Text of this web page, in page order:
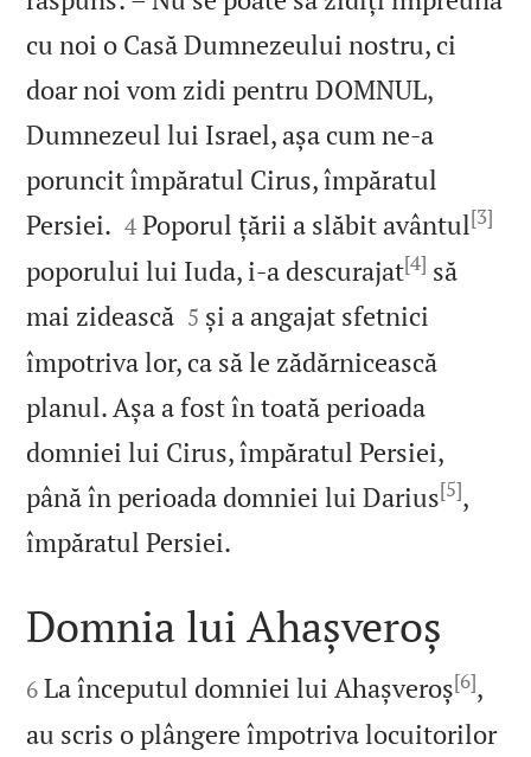
cu noi o Casă Dumnezeului nostru, ci
doar noi vom zidi pentru DOMNUL,
Dumnezeul lui Israel, așa cum ne‑a
poruncit împăratul Cirus, împăratul
Persiei. 

4 Poporul țării a slăbit avântul[3]
poporului lui Iuda, i‑a descurajat[4] să
mai zidească 

5 și a angajat sfetnici
împotriva lor, ca să le zădărnicească
planul. Așa a fost în toată perioada
domniei lui Cirus, împăratul Persiei,
până în perioada domniei lui Darius[5],
împăratul Persiei.

Domnia lui Ahașveroș

6 La începutul domniei lui Ahașveroș[6],
au scris o plângere împotriva locuitorilor